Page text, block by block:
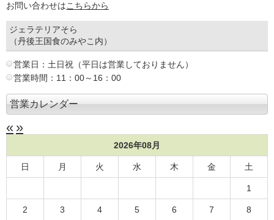
お問い合わせはこちらから
ジェラテリアそら
（丹後王国食のみやこ内）
営業日：土日祝（平日は営業しておりません）
営業時間：11：00～16：00
営業カレンダー
« »
2026年08月
日 月 火 水 木 金 土
1
2 3 4 5 6 7 8